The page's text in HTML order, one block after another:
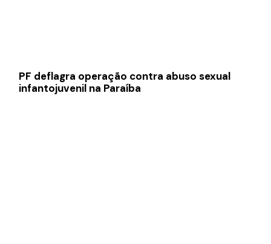
PF deflagra operação contra abuso sexual
infantojuvenil na Paraíba